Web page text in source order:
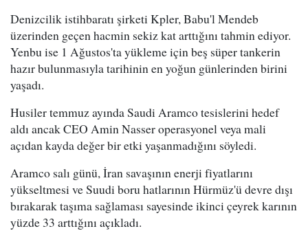
Denizcilik istihbaratı şirketi Kpler, Babu'l Mendeb
üzerinden geçen hacmin sekiz kat arttığını tahmin ediyor.
Yenbu ise 1 Ağustos'ta yükleme için beş süper tankerin
hazır bulunmasıyla tarihinin en yoğun günlerinden birini
yaşadı.
Husiler temmuz ayında Saudi Aramco tesislerini hedef
aldı ancak CEO Amin Nasser operasyonel veya mali
açıdan kayda değer bir etki yaşanmadığını söyledi.
Aramco salı günü, İran savaşının enerji fiyatlarını
yükseltmesi ve Suudi boru hatlarının Hürmüz'ü devre dışı
bırakarak taşıma sağlaması sayesinde ikinci çeyrek karının
yüzde 33 arttığını açıkladı.